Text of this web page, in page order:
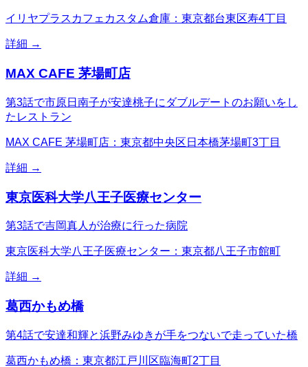
イリヤプラスカフェカスタム倉庫：東京都台東区寿4丁目
詳細 →
MAX CAFE 茅場町店
第3話で市原日南子が安達桃子にダブルデートのお願いをし
たレストラン
MAX CAFE 茅場町店：東京都中央区日本橋茅場町3丁目
詳細 →
東京医科大学八王子医療センター
第3話で吉岡真人が治療に行った病院
東京医科大学八王子医療センター：東京都八王子市館町
詳細 →
葛西かもめ橋
第4話で安達和輝と浜野みゆきが手をつないで走っていた橋
葛西かもめ橋：東京都江戸川区臨海町2丁目